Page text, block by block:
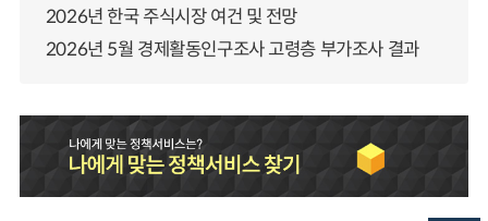
2026년 한국 주식시장 여건 및 전망
2026년 5월 경제활동인구조사 고령층 부가조사 결과